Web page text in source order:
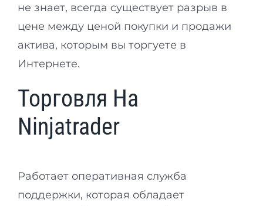
не знает, всегда существует разрыв в
цене между ценой покупки и продажи
актива, которым вы торгуете в
Интернете.
Торговля На
Ninjatrader
Работает оперативная служба
поддержки, которая обладает